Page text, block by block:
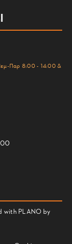
Παρ 8:00 - 14:00 &
with PLANO by